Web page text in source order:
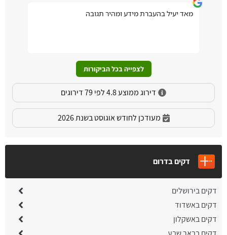
מאד יעיל בהעברת מידע ומהיר תגובה
לצפייה בכל הביקורות
דירוג ממוצע 4.8 לפי 79 דירוגים
מעודכן לחודש אוגוסט בשנת 2026
דקים בדרום
דקים בירושלים
דקים באשדוד
דקים באשקלון